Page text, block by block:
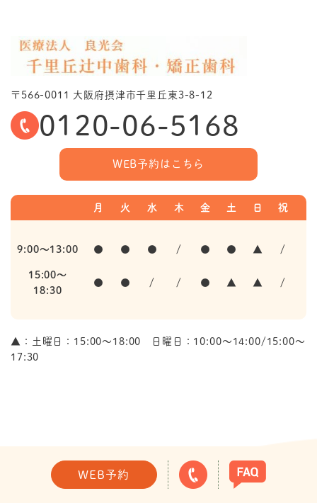
〒566-0011 大阪府摂津市千里丘東3-8-12
0120-06-5168
WEB予約はこちら
月 火 水 木 金 土 日 祝
9:00～13:00 ● ● ● / ● ● ▲ /
15:00～
18:30
● ● / / ● ▲ ▲ /
▲ ：土曜日：15:00～18:00 日曜日：10:00～14:00/15:00～
17:30
WEB予約